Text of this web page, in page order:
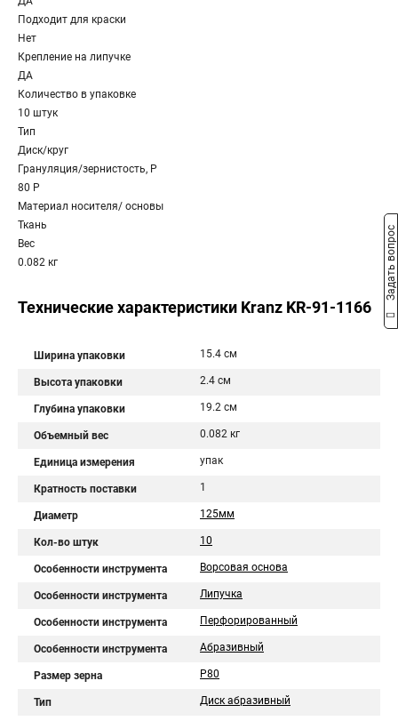
Подходит для краски
Нет
Крепление на липучке
ДА
Количество в упаковке
10 штук
Тип
Диск/круг
Грануляция/зернистость, P
80 P
Материал носителя/ основы
Ткань
Вес
0.082 кг
Технические характеристики Kranz KR-91-1166
Ширина упаковки 15.4 см
Высота упаковки 2.4 см
Глубина упаковки 19.2 см
Объемный вес 0.082 кг
Единица измерения упак
Кратность поставки 1
Диаметр 125мм
Кол-во штук 10
Особенности инструмента Ворсовая основа
Особенности инструмента Липучка
Особенности инструмента Перфорированный
Особенности инструмента Абразивный
Размер зерна P80
Тип Диск абразивный
Задать вопрос